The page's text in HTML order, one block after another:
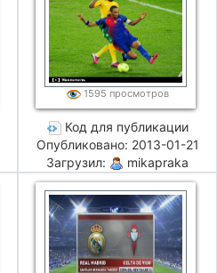
1595 просмотров
Код для публикации
Опубликовано: 2013-01-21
Загрузил:
mikapraka